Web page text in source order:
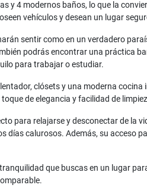
y 4 modernos baños, lo que la
vehículos y desean un lugar
sentir como en un verdadero
podrás encontrar una práctica
para trabajar o estudiar.
clósets y una moderna
de elegancia y facilidad de
para relajarse y desconectar de la
días calurosos. Además, su acceso
que buscas en un lugar